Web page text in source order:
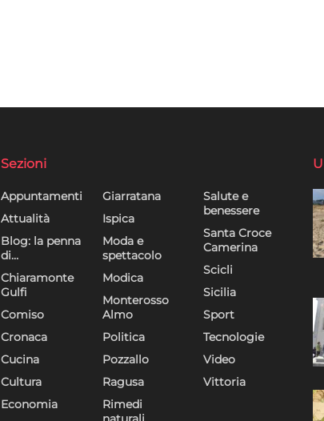
Sezioni
Appuntamenti
Attualità
Blog: la penna
di…
Chiaramonte
Gulfi
Comiso
Cronaca
Cucina
Cultura
Economia
Giarratana
Ispica
Moda e
spettacolo
Modica
Monterosso
Almo
Politica
Pozzallo
Ragusa
Rimedi
Salute e
benessere
Santa Croce
Camerina
Scicli
Sicilia
Sport
Tecnologie
Video
Vittoria